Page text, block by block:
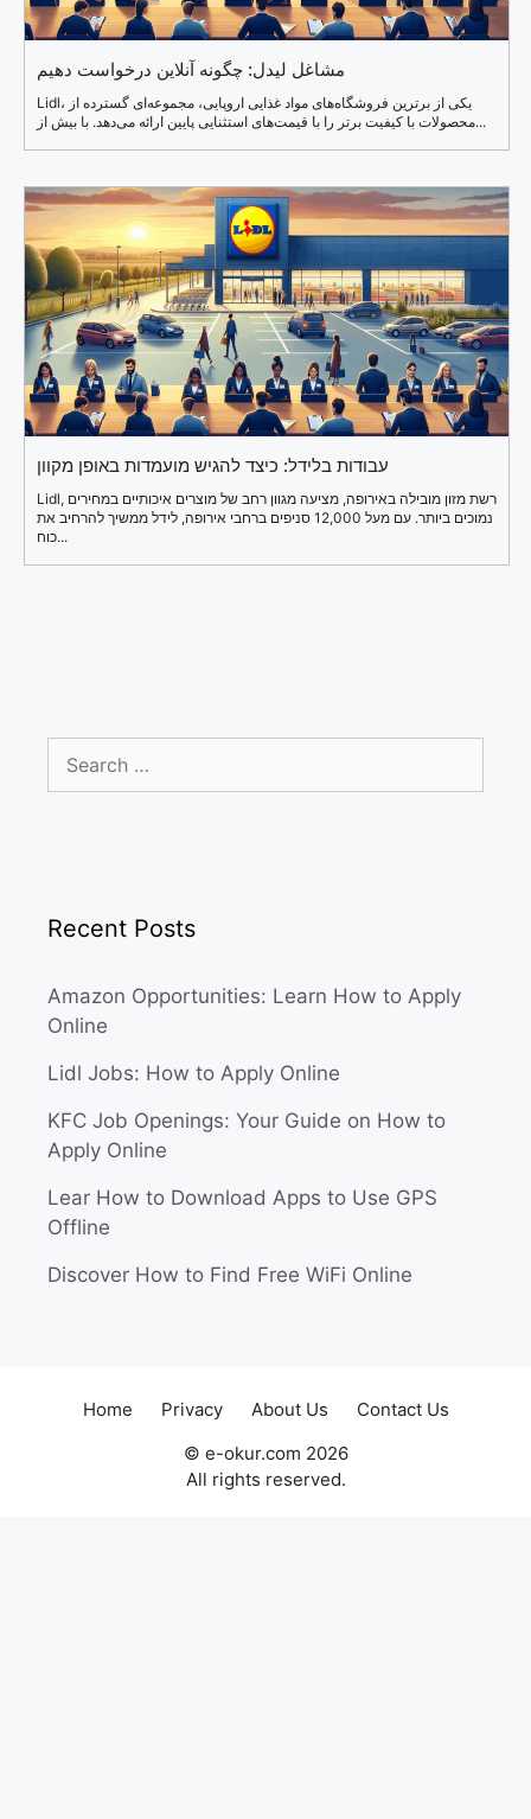
مشاغل لیدل: چگونه آنلاین درخواست دهیم
Lidl، یکی از برترین فروشگاه‌های مواد غذایی اروپایی، مجموعه‌ای گسترده از
محصولات با کیفیت برتر را با قیمت‌های استثنایی پایین ارائه می‌دهد. با بیش از...
עבודות בלידל: כיצד להגיש מועמדות באופן מקוון
Lidl, רשת מזון מובילה באירופה, מציעה מגוון רחב של מוצרים איכותיים במחירים
נמוכים ביותר. עם מעל 12,000 סניפים ברחבי אירופה, לידל ממשיך להרחיב את
כוח...
Recent Posts
Amazon Opportunities: Learn How to Apply
Online
Lidl Jobs: How to Apply Online
KFC Job Openings: Your Guide on How to
Apply Online
Lear How to Download Apps to Use GPS
Offline
Discover How to Find Free WiFi Online
Home Privacy About Us
Contact Us
© e-okur.com 2026
All rights reserved.